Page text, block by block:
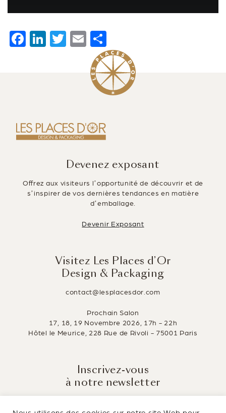
F
o
o
Li
n
T
E
m
ai
ar
ta
g
Devenez exposant
Offrez aux visiteurs l’opportunité de découvrir et de
s’inspirer de vos dernières tendances en matière
d’emballage.
Devenir Exposant
Visitez Les Places d’Or
Design & Packaging
contact@lesplacesdor.com
Prochain Salon
17, 18, 19 Novembre 2026, 17h - 22h
Hôtel le Meurice, 228 Rue de Rivoli - 75001 Paris
Inscrivez-vous
à notre newsletter
packaging.